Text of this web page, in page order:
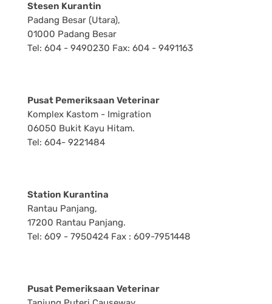
Stesen Kurantin
Padang Besar (Utara),
01000 Padang Besar
Tel: 604 - 9490230 Fax: 604 - 9491163
Pusat Pemeriksaan Veterinar
Komplex Kastom - Imigration
06050 Bukit Kayu Hitam.
Tel: 604- 9221484
Station Kurantina
Rantau Panjang,
17200 Rantau Panjang.
Tel: 609 - 7950424 Fax : 609-7951448
Pusat Pemeriksaan Veterinar